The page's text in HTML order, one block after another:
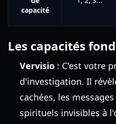
capacité
Les capacités
Vervisio : C'est votre
d'investigation. Il
cachées, les
spirituels invisibles à